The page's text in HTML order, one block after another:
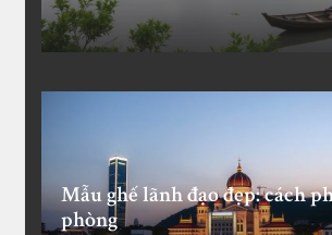
Mẫu ghế lãnh đạo đẹp: cách
phòng